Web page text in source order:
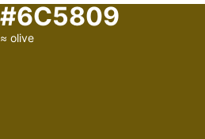
#6C5809
≈ olive